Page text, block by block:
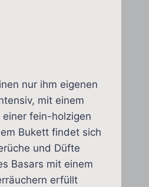
nur ihm eigenen
mit einem
fein-holzigen
Bukett findet sich
und Düfte
Basars mit einem
erfüllt